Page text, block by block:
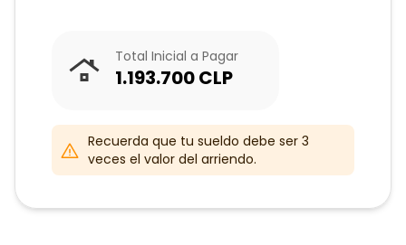
Total Inicial a Pagar
1.193.700CLP
Recuerda que tu sueldo debe ser 3
veces el valor del arriendo.